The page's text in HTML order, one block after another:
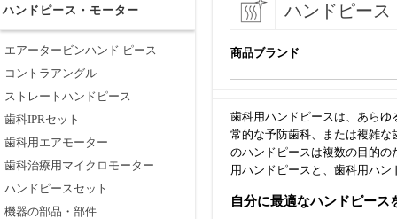
ハンドピース・モーター
エアータービンハンド ピース
コントラアングル
ストレートハンドピース
歯科IPRセット
歯科用エアモーター
歯科治療用マイクロモーター
ハンドピースセット
機器の部品・部件
ハンドピース
商品ブランド
歯科用ハンドピースは、あら
常的な予防歯科、または複雑
のハンドピースは複数の目的
用ハンドピースと、歯科用ハ
自分に最適なハンドピース